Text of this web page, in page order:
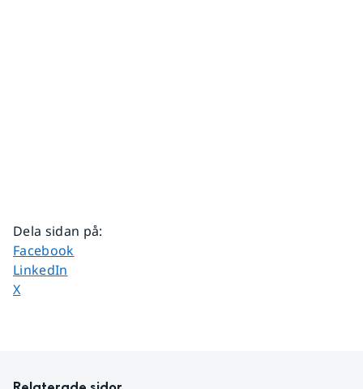
Dela sidan på:
Dela sidan på
Facebook
Dela sidan på
LinkedIn
Dela sidan på
X